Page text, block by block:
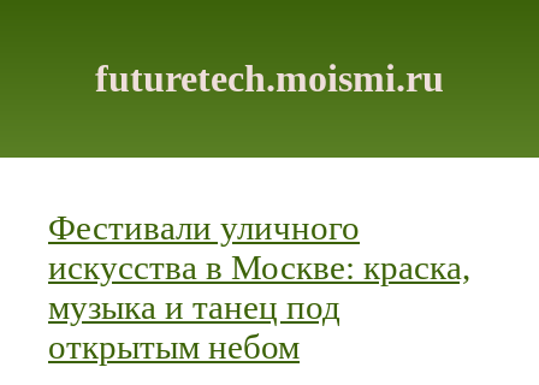
futuretech.moismi.ru
Фестивали уличного
искусства в Москве: краска,
музыка и танец под
открытым небом